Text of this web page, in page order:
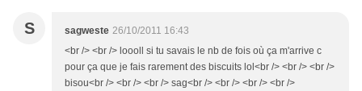
S sagweste 26/10/2011 16:43
<br /> <br /> loooll si tu savais le nb de fois où ça m'arrive c
pour ça que je fais rarement des biscuits lol<br /> <br /> <br />
bisou<br /> <br /> <br /> sag<br /> <br /> <br /> <br />